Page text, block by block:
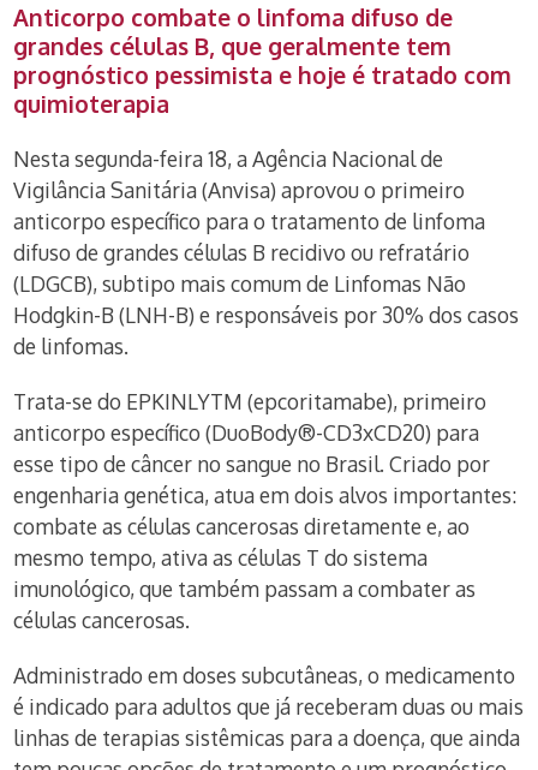
Anticorpo combate o linfoma difuso de
grandes células B, que geralmente tem
prognóstico pessimista e hoje é tratado com
quimioterapia
Nesta segunda-feira 18, a Agência Nacional de
Vigilância Sanitária (Anvisa) aprovou o primeiro
anticorpo específico para o tratamento de linfoma
difuso de grandes células B recidivo ou refratário
(LDGCB), subtipo mais comum de Linfomas Não
Hodgkin-B (LNH-B) e responsáveis por 30% dos casos
de linfomas.
Trata-se do EPKINLYTM (epcoritamabe), primeiro
anticorpo específico (DuoBody®-CD3xCD20) para
esse tipo de câncer no sangue no Brasil. Criado por
engenharia genética, atua em dois alvos importantes:
combate as células cancerosas diretamente e, ao
mesmo tempo, ativa as células T do sistema
imunológico, que também passam a combater as
células cancerosas.
Administrado em doses subcutâneas, o medicamento
é indicado para adultos que já receberam duas ou mais
linhas de terapias sistêmicas para a doença, que ainda